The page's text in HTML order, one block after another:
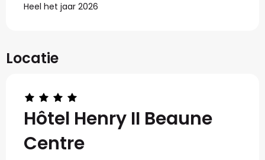
Heel het jaar 2026
Locatie
Hôtel Henry II Beaune
Centre